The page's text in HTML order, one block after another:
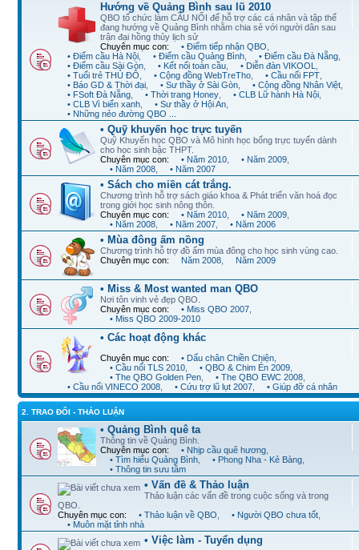
Hướng về Quảng Bình sau lũ 2010
QBO tổ chức làm CẦU NỐI để hỗ trợ các cá nhân và tập thể
đang hướng về Quảng Bình nhằm chia sẻ với người dân sau
trận đại hồng thủy lịch sử
Chuyên mục con:
• Điểm tiếp nhận QBO
• Điểm cầu Hà Nội
• Điểm cầu Quảng Bình • Điểm cầu Đà Nẵng
• Điểm cầu Sài Gòn
• Kết nối toàn cầu • Diễn đàn VIKOOL
• Tuổi trẻ THỦ ĐÔ
• Cộng đồng WebTreTho • Cầu nối FPT
• Báo GD & Thời đại
• Sư thầy ở Sài Gòn • Cộng đồng Nhân Việt
• FSoft Đà Nẵng
• Thời trang Honey • CLB Lữ hành Hà Nội
• CLB Vì biển xanh
• Sư thầy ở Hội An
• Những nẻo đường QBO ...
• Quỹ khuyến học trực tuyến
Quỹ Khuyến học QBO và Mô hình học bổng trực tuyến dành
cho học sinh bậc THPT.
Chuyên mục con:
• Năm 2010 • Năm 2009
• Năm 2008
• Năm 2007
• Sách cho miền cát trắng.
Chương trình hỗ trợ sách giáo khoa & Phát triển văn hoá đọc
trong giới học sinh nông thôn.
Chuyên mục con:
• Năm 2010 • Năm 2009
• Năm 2008
• Năm 2007 • Năm 2006
• Mùa đông ấm nồng
Chương trình hỗ trợ đồ ấm mùa đông cho học sinh vùng cao.
Chuyên mục con:
Năm 2008 Năm 2009
• Miss & Most wanted man QBO
Nơi tôn vinh vẻ đẹp QBO.
Chuyên mục con:
• Miss QBO 2007
• Miss QBO 2009-2010
• Các hoạt động khác
Chuyên mục con: • Dấu chân Chiền Chiện
• Cầu nối TLS 2010
• QBO & Chim Én 2009
• The QBO Golden Pen
• The QBO EWC 2008
• Cầu nối VINECO 2008
• Cứu trợ lũ lụt 2007 • Giúp đỡ cá nhân
2. TRAO ĐỔI - THẢO LUẬN
• Quảng Bình quê ta
Thông tin về Quảng Bình.
Chuyên mục con:
• Nhịp cầu quê hương
• Tìm hiểu Quảng Bình
• Phong Nha - Kẻ Bàng
• Thông tin sưu tầm
• Vấn đề & Thảo luận
Thảo luận các vấn đề trong cuộc sống và trong
QBO.
Chuyên mục con:
• Thảo luận về QBO • Người QBO chưa tốt
• Muôn mặt tỉnh nhà
• Việc làm - Tuyển dụng